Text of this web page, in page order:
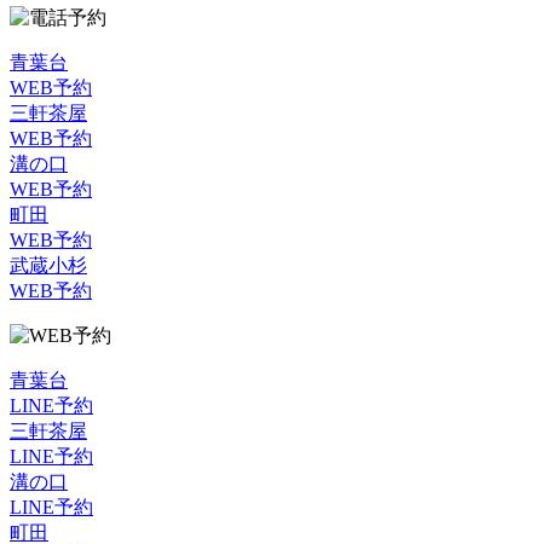
青葉台
WEB予約
三軒茶屋
WEB予約
溝の口
WEB予約
町田
WEB予約
武蔵小杉
WEB予約
青葉台
LINE予約
三軒茶屋
LINE予約
溝の口
LINE予約
町田